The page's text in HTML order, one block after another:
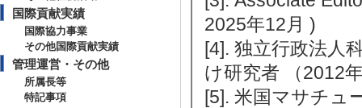
国際貢献実績
国際協力事業
その他国際貢献実績
管理運営・その他
所属長等
特記事項
2025年12月 )
[4]. 独立行政法人
け研究者 （2012
[5]. 米国マサチュ